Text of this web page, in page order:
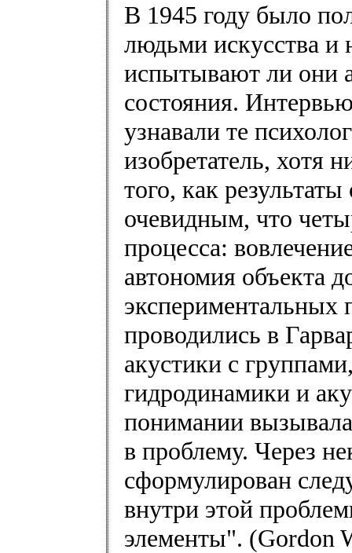
В 1945 году было
людьми искусства и
испытывают ли они
состояния.
узнавали те
изобретатель, хотя
того, как
очевидным, что
процесса:
автономия объекта
проводились в
акустики с
гидродинамики и
понимании
в проблему. Через
сформулирован
внутри этой
элементы". (Gordon